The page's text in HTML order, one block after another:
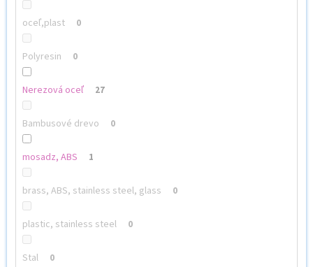
oceľ,plast 0
Polyresin 0
Nerezová oceľ 27
Bambusové drevo 0
mosadz, ABS 1
brass, ABS, stainless steel, glass 0
plastic, stainless steel 0
Stal 0